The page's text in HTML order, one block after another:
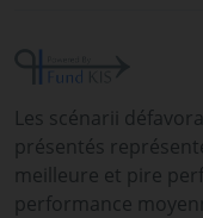
Les scénarii
présentés
meilleure et pire
performance